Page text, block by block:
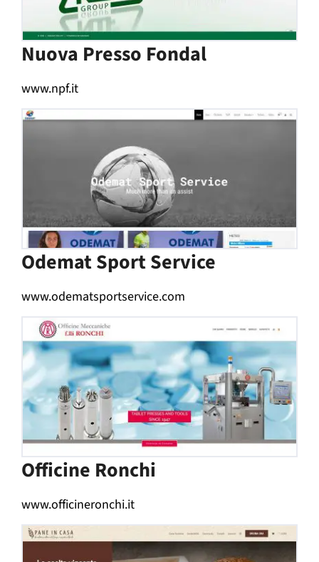
Nuova Presso Fondal
www.npf.it
Odemat Sport Service
www.odematsportservice.com
Officine Ronchi
www.officineronchi.it